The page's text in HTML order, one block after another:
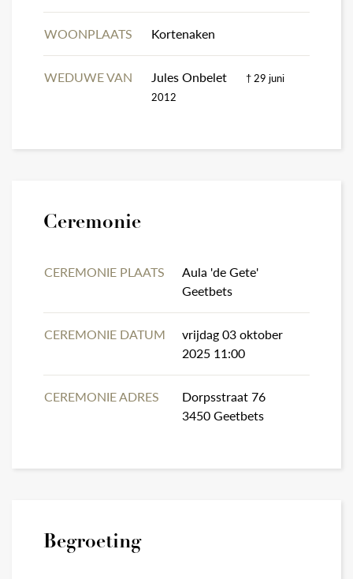
WOONPLAATS Kortenaken
WEDUWE VAN Jules Onbelet
† 29 juni
2012
Ceremonie
CEREMONIE PLAATS
Aula 'de Gete'
Geetbets
CEREMONIE DATUM
vrijdag 03 oktober
2025 11:00
CEREMONIE ADRES
Dorpsstraat 76
3450 Geetbets
Begroeting